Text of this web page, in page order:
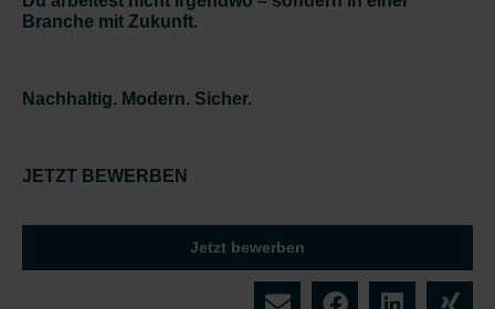
Branche mit Zukunft.
Nachhaltig. Modern. Sicher.
JETZT BEWERBEN
Jetzt bewerben